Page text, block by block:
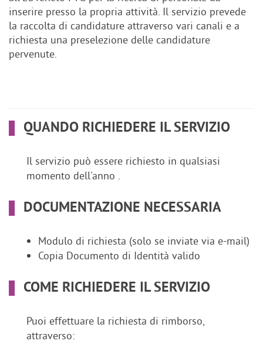
inserire presso la propria attività. Il servizio prevede
la raccolta di candidature attraverso vari canali e a
richiesta una preselezione delle candidature
pervenute.
QUANDO RICHIEDERE IL SERVIZIO
Il servizio può essere richiesto in qualsiasi
momento dell'anno .
DOCUMENTAZIONE NECESSARIA
Modulo di richiesta (solo se inviate via e-mail)
Copia Documento di Identità valido
COME RICHIEDERE IL SERVIZIO
Puoi effettuare la richiesta di rimborso,
attraverso: